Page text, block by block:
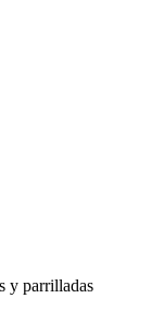
y parrilladas